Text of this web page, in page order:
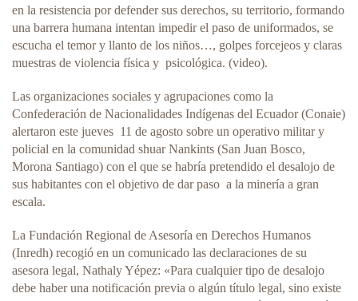
en la resistencia por defender sus derechos, su territorio, formando
una barrera humana intentan impedir el paso de uniformados, se
escucha el temor y llanto de los niños…, golpes forcejeos y claras
muestras de violencia física y psicológica. (video).
Las organizaciones sociales y agrupaciones como la
Confederación de Nacionalidades Indígenas del Ecuador (Conaie)
alertaron este jueves 11 de agosto sobre un operativo militar y
policial en la comunidad shuar Nankints (San Juan Bosco,
Morona Santiago) con el que se habría pretendido el desalojo de
sus habitantes con el objetivo de dar paso a la minería a gran
escala.
La Fundación Regional de Asesoría en Derechos Humanos
(Inredh) recogió en un comunicado las declaraciones de su
asesora legal, Nathaly Yépez: «Para cualquier tipo de desalojo
debe haber una notificación previa o algún título legal, sino existe